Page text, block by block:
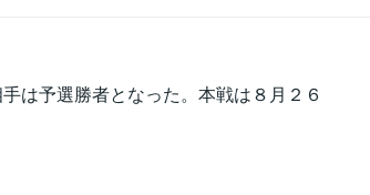
は予選勝者となった。本戦は８月２６